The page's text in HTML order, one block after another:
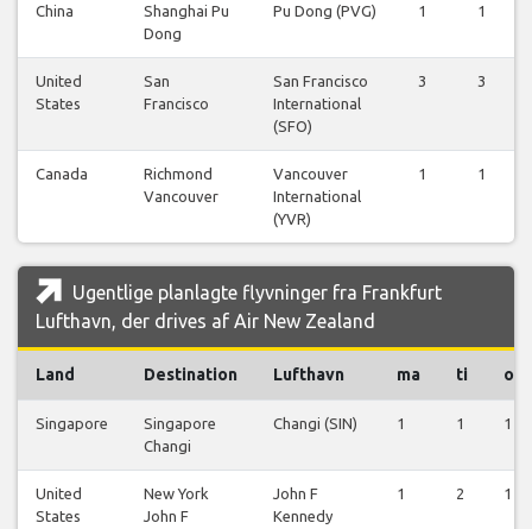
China
Shanghai Pu
Dong
Pu Dong (PVG) 1 1
United
States
San
Francisco
San Francisco
International
(SFO)
3 3
Canada
Richmond
Vancouver
Vancouver
International
(YVR)
1 1
Ugentlige planlagte flyvninger fra Frankfurt
Lufthavn, der drives af Air New Zealand
Land Destination Lufthavn ma ti on
Singapore
Singapore
Changi
Changi (SIN) 1 1 1
United
States
New York
John F
John F
Kennedy
1 2 1